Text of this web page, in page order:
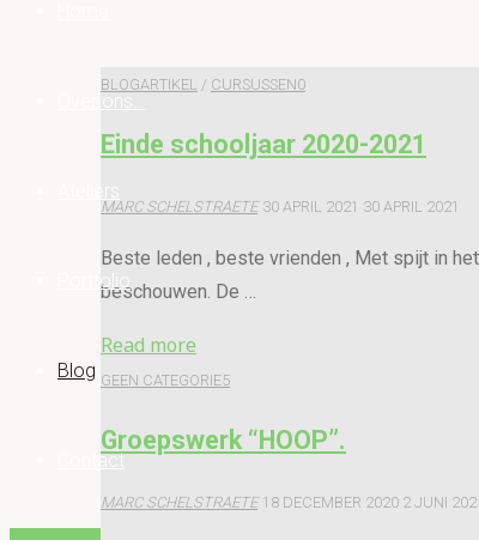
Portfolio
Blog
Contact
BLOGARTIKEL / CURSUSSEN0
Einde schooljaar 2020-2021
MARC SCHELSTRAETE 30 APRIL 2021 30 APRIL 2021
Beste leden , beste vrienden , Met spijt in
beschouwen. De …
Read more
schooljaar
2021"
GEEN CATEGORIE5
Groepswerk “HOOP”.
MARC SCHELSTRAETE 18 DECEMBER 2020 2 JUNI